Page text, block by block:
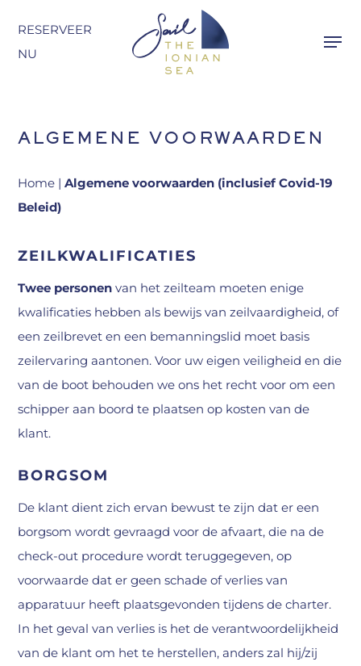
naar
hoofdinhoud
RESERVEER
NU
ALGEMENE VOORWAARDEN
Home |Algemene voorwaarden (inclusief Covid-19
Beleid)
ZEILKWALIFICATIES
Twee personen van het zeilteam moeten enige
kwalificaties hebben als bewijs van zeilvaardigheid, of
een zeilbrevet en een bemanningslid moet basis
zeilervaring aantonen. Voor uw eigen veiligheid en die
van de boot behouden we ons het recht voor om een
schipper aan boord te plaatsen op kosten van de
klant.
BORGSOM
De klant dient zich ervan bewust te zijn dat er een
borgsom wordt gevraagd voor de afvaart, die na de
check-out procedure wordt teruggegeven, op
voorwaarde dat er geen schade of verlies van
apparatuur heeft plaatsgevonden tijdens de charter.
In het geval van verlies is het de verantwoordelijkheid
van de klant om het te herstellen, anders zal hij/zij